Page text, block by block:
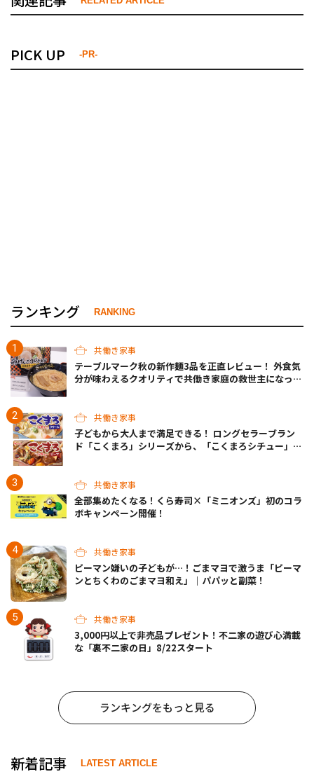
PICK UP -PR-
ランキング RANKING
共働き家事
テーブルマーク秋の新作麺3品を正直レビュー！ 外食気
分が味わえるクオリティで共働き家庭の救世主になって
共働き家事
子どもから大人まで満足できる！ ロングセラーブラン
ド「こくまろ」シリーズから、「こくまろシチュー」＜
共働き家事
全部集めたくなる！くら寿司×「ミニオンズ」初のコラ
ボキャンペーン開催！
共働き家事
ピーマン嫌いの子どもが…！ごまマヨで激うま「ピーマ
ンとちくわのごまマヨ和え」｜パパッと副菜！
共働き家事
3,000円以上で非売品プレゼント！不二家の遊び心満載
な「裏不二家の日」8/22スタート
ランキングをもっと見る
新着記事 LATEST ARTICLE